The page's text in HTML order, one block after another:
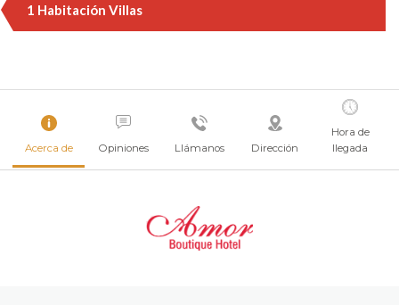
1 Habitación Villas
Acerca de Opiniones Llámanos Dirección
Hora de
llegada